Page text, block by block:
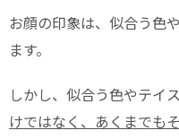
お顔の印象は、似合う色
ます。
しかし、似合う色やテイス
けではなく、あくまでも